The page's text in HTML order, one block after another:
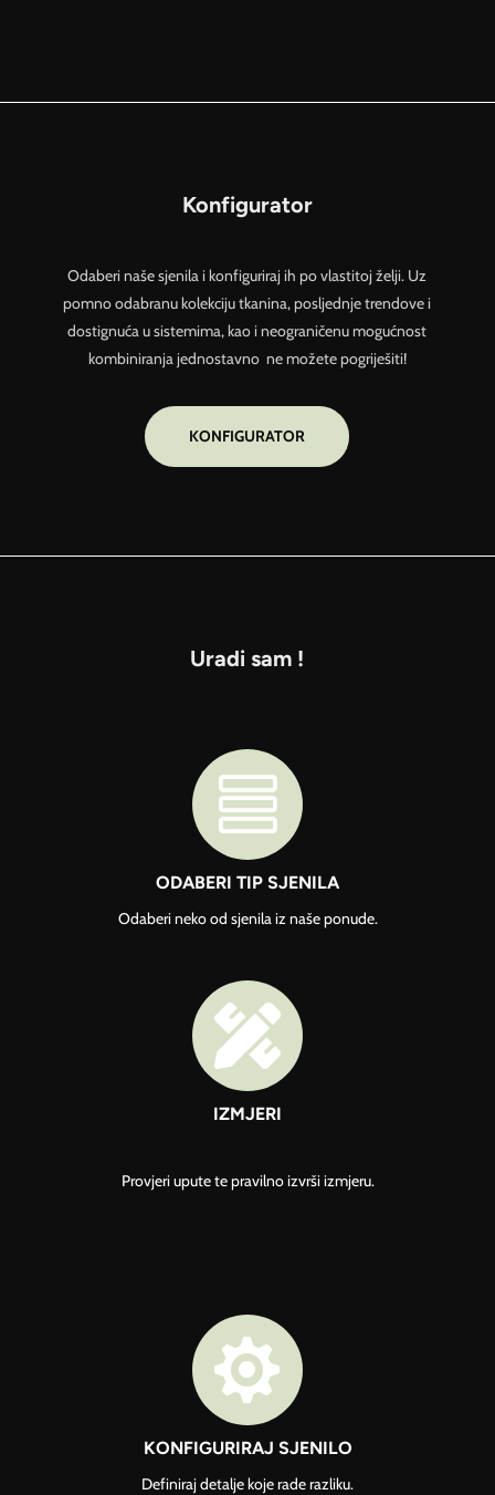
Konfigurator
Odaberi naše sjenila i konfiguriraj ih po vlastitoj želji. Uz
pomno odabranu kolekciju tkanina, posljednje trendove i
dostignuća u sistemima, kao i neograničenu mogućnost
kombiniranja jednostavno ne možete pogriješiti!
KONFIGURATOR
Uradi sam !

ODABERI TIP SJENILA
Odaberi neko od sjenila iz naše ponude.

IZMJERI
Provjeri upute te pravilno izvrši izmjeru.

KONFIGURIRAJ SJENILO
Definiraj detalje koje rade razliku.